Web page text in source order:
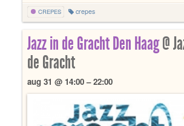
CREPES crepes
Jazz in de Gracht Den Haag@
de Gracht
aug 31 @ 14:00 – 22:00